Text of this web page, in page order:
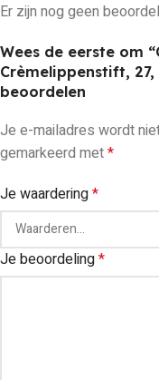
Er zijn nog geen
Wees de eerste om
Crèmelippenstift, 27,
beoordelen
Je e-mailadres wordt
gemarkeerd met*
Je waardering*
Je beoordeling*